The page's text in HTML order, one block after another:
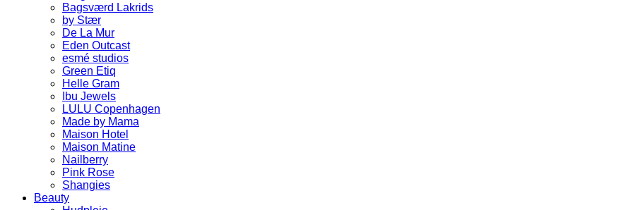
Bagsværd Lakrids
by Stær
De La Mur
Eden Outcast
esmé studios
Green Etiq
Helle Gram
Ibu Jewels
LULU Copenhagen
Made by Mama
Maison Hotel
Maison Matine
Nailberry
Pink Rose
Shangies
Beauty